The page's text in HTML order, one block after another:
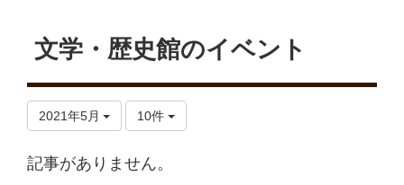
文学・歴史館のイベント
2021年5月 10件
記事がありません。